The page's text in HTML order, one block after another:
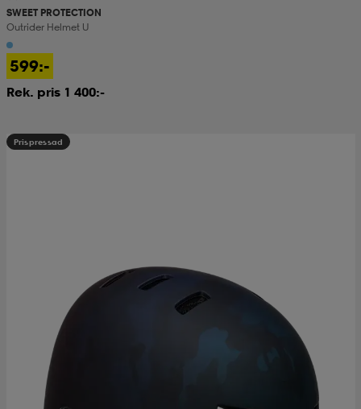
SWEET PROTECTION
Outrider Helmet U
599:-
Rek. pris 1 400:-
Prispressad